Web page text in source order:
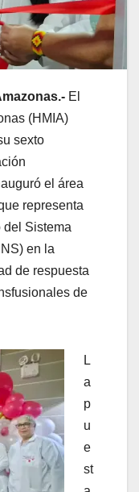
El
(HMIA)
sexto
el área
representa
del Sistema
en la
de respuesta
de
L
a
p
u
e
st